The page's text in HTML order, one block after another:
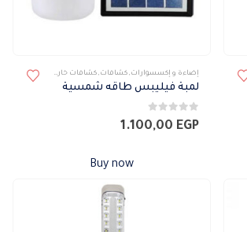
إضاءة و إكسسوارات , كشافات , كشافات خارجى كشافات
لمبة فيليبس طاقه شمسية
0من 5 1.100,00 EGP
Buy now